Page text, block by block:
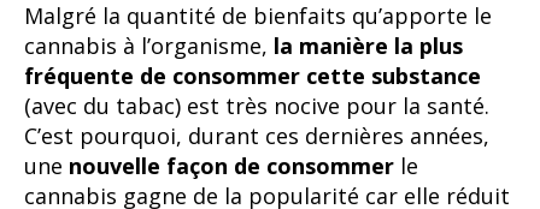
Malgré la quantité de bienfaits qu’apporte le
cannabis à l’organisme, la manière la plus
fréquente de consommer cette substance
(avec du tabac) est très nocive pour la santé.
C’est pourquoi, durant ces dernières années,
une nouvelle façon de consommer le
cannabis gagne de la popularité car elle réduit